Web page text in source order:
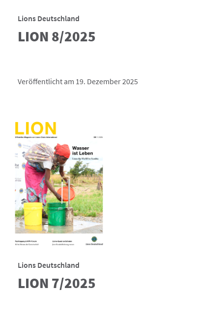
Lions Deutschland
LION 8/2025
Veröffentlicht am 19. Dezember 2025
Lions Deutschland
LION 7/2025